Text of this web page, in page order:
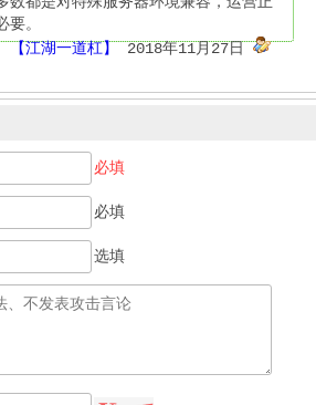
要。
【江湖一道杠】
2018年11月27日
必填
必填
选填